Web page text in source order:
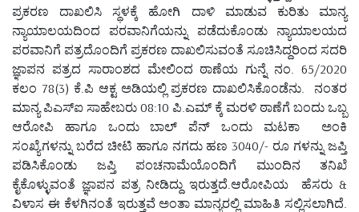
ಪ್ರಕರಣ ದಾಖಲಿಸಿ ಸ್ಥಳಕ್ಕೆ ಹೋಗಿ ದಾಳಿ ಮಾಡುವ ಕುರಿತು ಮಾನ್ಯ
ನ್ಯಾಯಾಲಯದಿಂದ ಪರವಾನಿಗೆಯನ್ನು ಪಡೆದುಕೊಂಡು ನ್ಯಾಯಾಲಯದ
ಪರವಾನಿಗೆ ಪತ್ರದೊಂದಿಗೆ ಪ್ರಕರಣ ದಾಖಲಿಸುವಂತೆ ಸೂಚಿಸಿದ್ದರಿಂದ ಸದರಿ
ಜ್ಞಾಪನ ಪತ್ರದ ಸಾರಾಂಶದ ಮೇಲಿಂದ ಠಾಣೆಯ ಗುನ್ನೆ ನಂ. 65/2020
ಕಲಂ 78(3) ಕೆ.ಪಿ ಆಕ್ಟ ಅಡಿಯಲ್ಲಿ ಪ್ರಕರಣ ದಾಖಲಿಸಿಕೊಂಡೆನು. ನಂತರ
ಮಾನ್ಯ ಪಿಎಸ್ಐ ಸಾಹೇಬರು 08:10 ಪಿ.ಎಮ್ ಕ್ಕೆ ಮರಳಿ ಠಾಣೆಗೆ ಬಂದು ಒಬ್ಬ
ಆರೋಪಿ ಹಾಗೂ ಒಂದು ಬಾಲ್ ಪೆನ್ ಒಂದು ಮಟಕಾ ಅಂಕಿ
ಸಂಖ್ಯೆಗಳನ್ನು ಬರೆದ ಚೀಟಿ ಹಾಗೂ ನಗದು ಹಣ 3040/- ರೂ ಗಳನ್ನು ಜಪ್ತಿ
ಪಡಿಸಿಕೊಂಡು ಜಪ್ತಿ ಪಂಚನಾಮೆಯೊಂದಿಗೆ ಮುಂದಿನ ತನಿಖೆ
ಕೈಕೊಳ್ಳುವಂತೆ ಜ್ಞಾಪನ ಪತ್ರ ನೀಡಿದ್ದು ಇರುತ್ತದೆ.ಆರೋಪಿಯ ಹೆಸರು &
ವಿಳಾಸ ಈ ಕೆಳಗಿನಂತೆ ಇರುತ್ತವೆ ಅಂತಾ ಮಾನ್ಯರಲ್ಲಿ ಮಾಹಿತಿ ಸಲ್ಲಿಸಲಾಗಿದೆ.